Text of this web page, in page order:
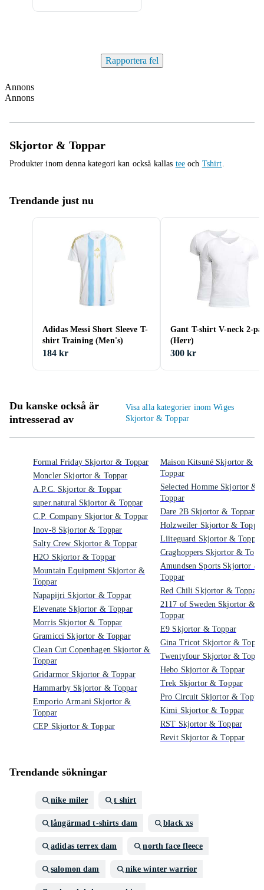
Rapportera fel
Annons
Annons
Skjortor & Toppar
Produkter inom denna kategori kan också kallas tee och Tshirt.
Trendande just nu
Adidas Messi Short Sleeve T-
shirt Training (Men's)
184 kr
Gant T-shirt V-neck 2-
(Herr)
300 kr
Du kanske också är
intresserad av
Visa alla kategorier inom Wiges
Skjortor & Toppar
Formal Friday Skjortor & Toppar
Moncler Skjortor & Toppar
A.P.C. Skjortor & Toppar
super.natural Skjortor & Toppar
C.P. Company Skjortor & Toppar
Inov-8 Skjortor & Toppar
Salty Crew Skjortor & Toppar
H2O Skjortor & Toppar
Mountain Equipment Skjortor &
Toppar
Napapijri Skjortor & Toppar
Elevenate Skjortor & Toppar
Morris Skjortor & Toppar
Gramicci Skjortor & Toppar
Clean Cut Copenhagen Skjortor &
Toppar
Gridarmor Skjortor & Toppar
Hammarby Skjortor & Toppar
Emporio Armani Skjortor &
Toppar
CEP Skjortor & Toppar
Maison Kitsuné Skjortor &
Toppar
Selected Homme Skjortor &
Toppar
Dare 2B Skjortor & Toppar
Holzweiler Skjortor & Toppar
Liiteguard Skjortor & Toppar
Craghoppers Skjortor &
Amundsen Sports Skjortor &
Toppar
Red Chili Skjortor & Toppar
2117 of Sweden Skjortor &
Toppar
E9 Skjortor & Toppar
Gina Tricot Skjortor &
Twentyfour Skjortor &
Hebo Skjortor & Toppar
Trek Skjortor & Toppar
Pro Circuit Skjortor &
Kimi Skjortor & Toppar
RST Skjortor & Toppar
Revit Skjortor & Toppar
Trendande sökningar
nike miler t shirt
långärmad t-shirts dam black xs
adidas terrex dam north face fleece
salomon dam nike winter warrior